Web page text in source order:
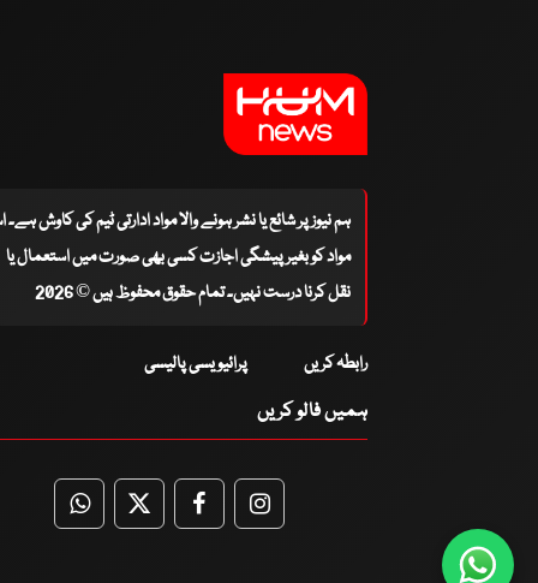
ہم نیوز پر شائع یا نشر ہونے والا مواد ادارتی ٹیم کی کاوش
مواد کو بغیر پیشگی اجازت کسی بھی صورت میں استعمال یا
نقل کرنا درست نہیں۔ تمام حقوق محفوظ ہیں © 2026
رابطہ کریں پرائیویسی پالیسی
ہمیں فالو کریں
WhatsApp
TwitterFacebookFacebook